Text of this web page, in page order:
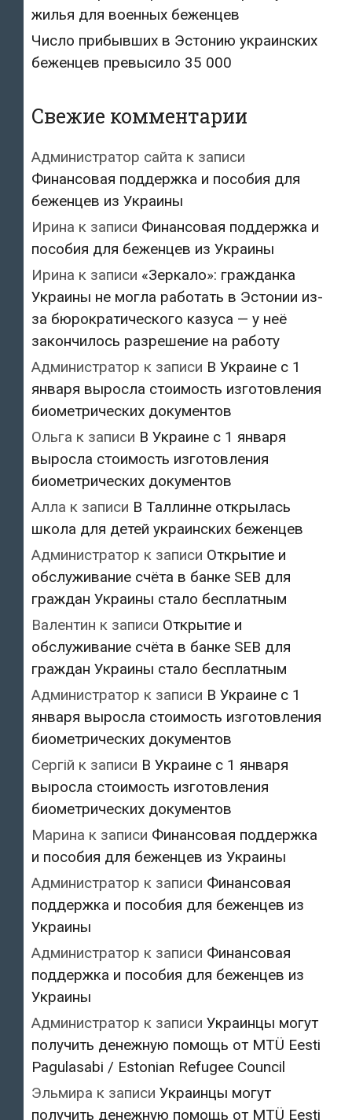
жилья для военных беженцев
Число прибывших в Эстонию украинских
беженцев превысило 35 000
Свежие комментарии
Администратор сайта к записи
Финансовая поддержка и пособия для
беженцев из Украины
Ирина к записи Финансовая поддержка и
пособия для беженцев из Украины
Ирина к записи «Зеркало»: гражданка
Украины не могла работать в Эстонии из-
за бюрократического казуса — у неё
закончилось разрешение на работу
Администратор к записи В Украине с 1
января выросла стоимость изготовления
биометрических документов
Ольга к записи В Украине с 1 января
выросла стоимость изготовления
биометрических документов
Алла к записи В Таллинне открылась
школа для детей украинских беженцев
Администратор к записи Открытие и
обслуживание счёта в банке SEB для
граждан Украины стало бесплатным
Валентин к записи Открытие и
обслуживание счёта в банке SEB для
граждан Украины стало бесплатным
Администратор к записи В Украине с 1
января выросла стоимость изготовления
биометрических документов
Сергій к записи В Украине с 1 января
выросла стоимость изготовления
биометрических документов
Марина к записи Финансовая поддержка
и пособия для беженцев из Украины
Администратор к записи Финансовая
поддержка и пособия для беженцев из
Украины
Администратор к записи Финансовая
поддержка и пособия для беженцев из
Украины
Администратор к записи Украинцы могут
получить денежную помощь от MTÜ Eesti
Pagulasabi / Estonian Refugee Council
Эльмира к записи Украинцы могут
получить денежную помощь от MTÜ Eesti